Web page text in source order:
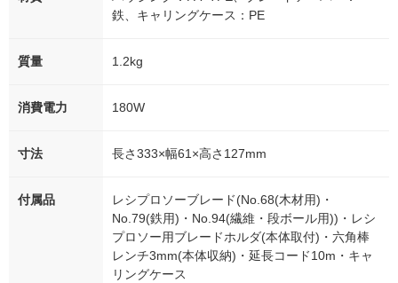
鉄、キャリングケース：PE
質量 1.2kg
消費電力 180W
寸法 長さ333×幅61×高さ127mm
付属品
レシプロソーブレード(No.68(木材用)・
No.79(鉄用)・No.94(繊維・段ボール用))・レシ
プロソー用ブレードホルダ(本体取付)・六角棒
レンチ3mm(本体収納)・延長コード10m・キャ
リングケース